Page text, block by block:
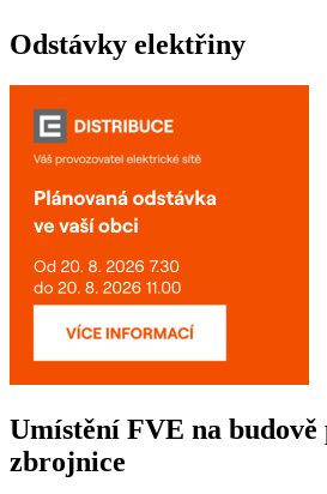
Odstávky elektřiny
Umístění FVE na
zbrojnice